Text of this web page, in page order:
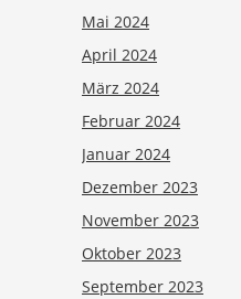
Mai 2024
April 2024
März 2024
Februar 2024
Januar 2024
Dezember 2023
November 2023
Oktober 2023
September 2023